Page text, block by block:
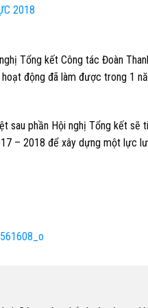
2018
Tổng kết Công tác Đoàn
động đã làm được trong 1
sau phần Hội nghị Tổng kết
– 2018 để xây dựng một lực